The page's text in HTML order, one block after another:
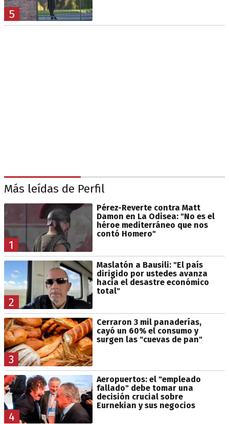
5
Más leídas de Perfil
1
Pérez-Reverte contra Matt
Damon en La Odisea: "No es el
héroe mediterráneo que nos
contó Homero"
2
Maslatón a Bausili: "El país
dirigido por ustedes avanza
hacia el desastre económico
total"
3
Cerraron 3 mil panaderías,
cayó un 60% el consumo y
surgen las "cuevas de pan"
4
Aeropuertos: el "empleado
fallado" debe tomar una
decisión crucial sobre
Eurnekian y sus negocios